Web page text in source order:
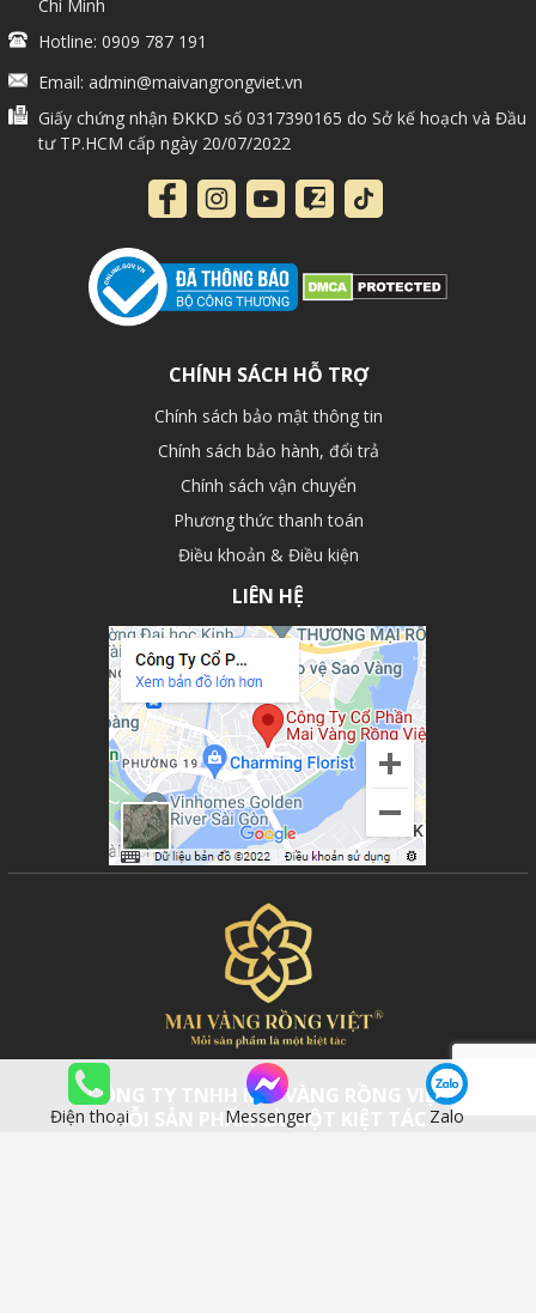
Chí Minh
Hotline: 0909 787 191
Email: admin@maivangrongviet.vn
Giấy chứng nhận ĐKKD số 0317390165 do Sở kế hoạch và Đầu
tư TP.HCM cấp ngày 20/07/2022
CHÍNH SÁCH HỖ TRỢ
Chính sách bảo mật thông tin
Chính sách bảo hành, đổi trả
Chính sách vận chuyển
Phương thức thanh toán
Điều khoản & Điều kiện
LIÊN HỆ
CÔNG TY TNHH MAI VÀNG RỒNG VIỆT
MỖI SẢN PHẨM LÀ MỘT KIỆT TÁC
Điện thoại Messenger Zalo